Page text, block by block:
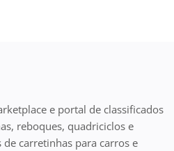
e portal de classificados
reboques, quadriciclos e
carretinhas para carros e